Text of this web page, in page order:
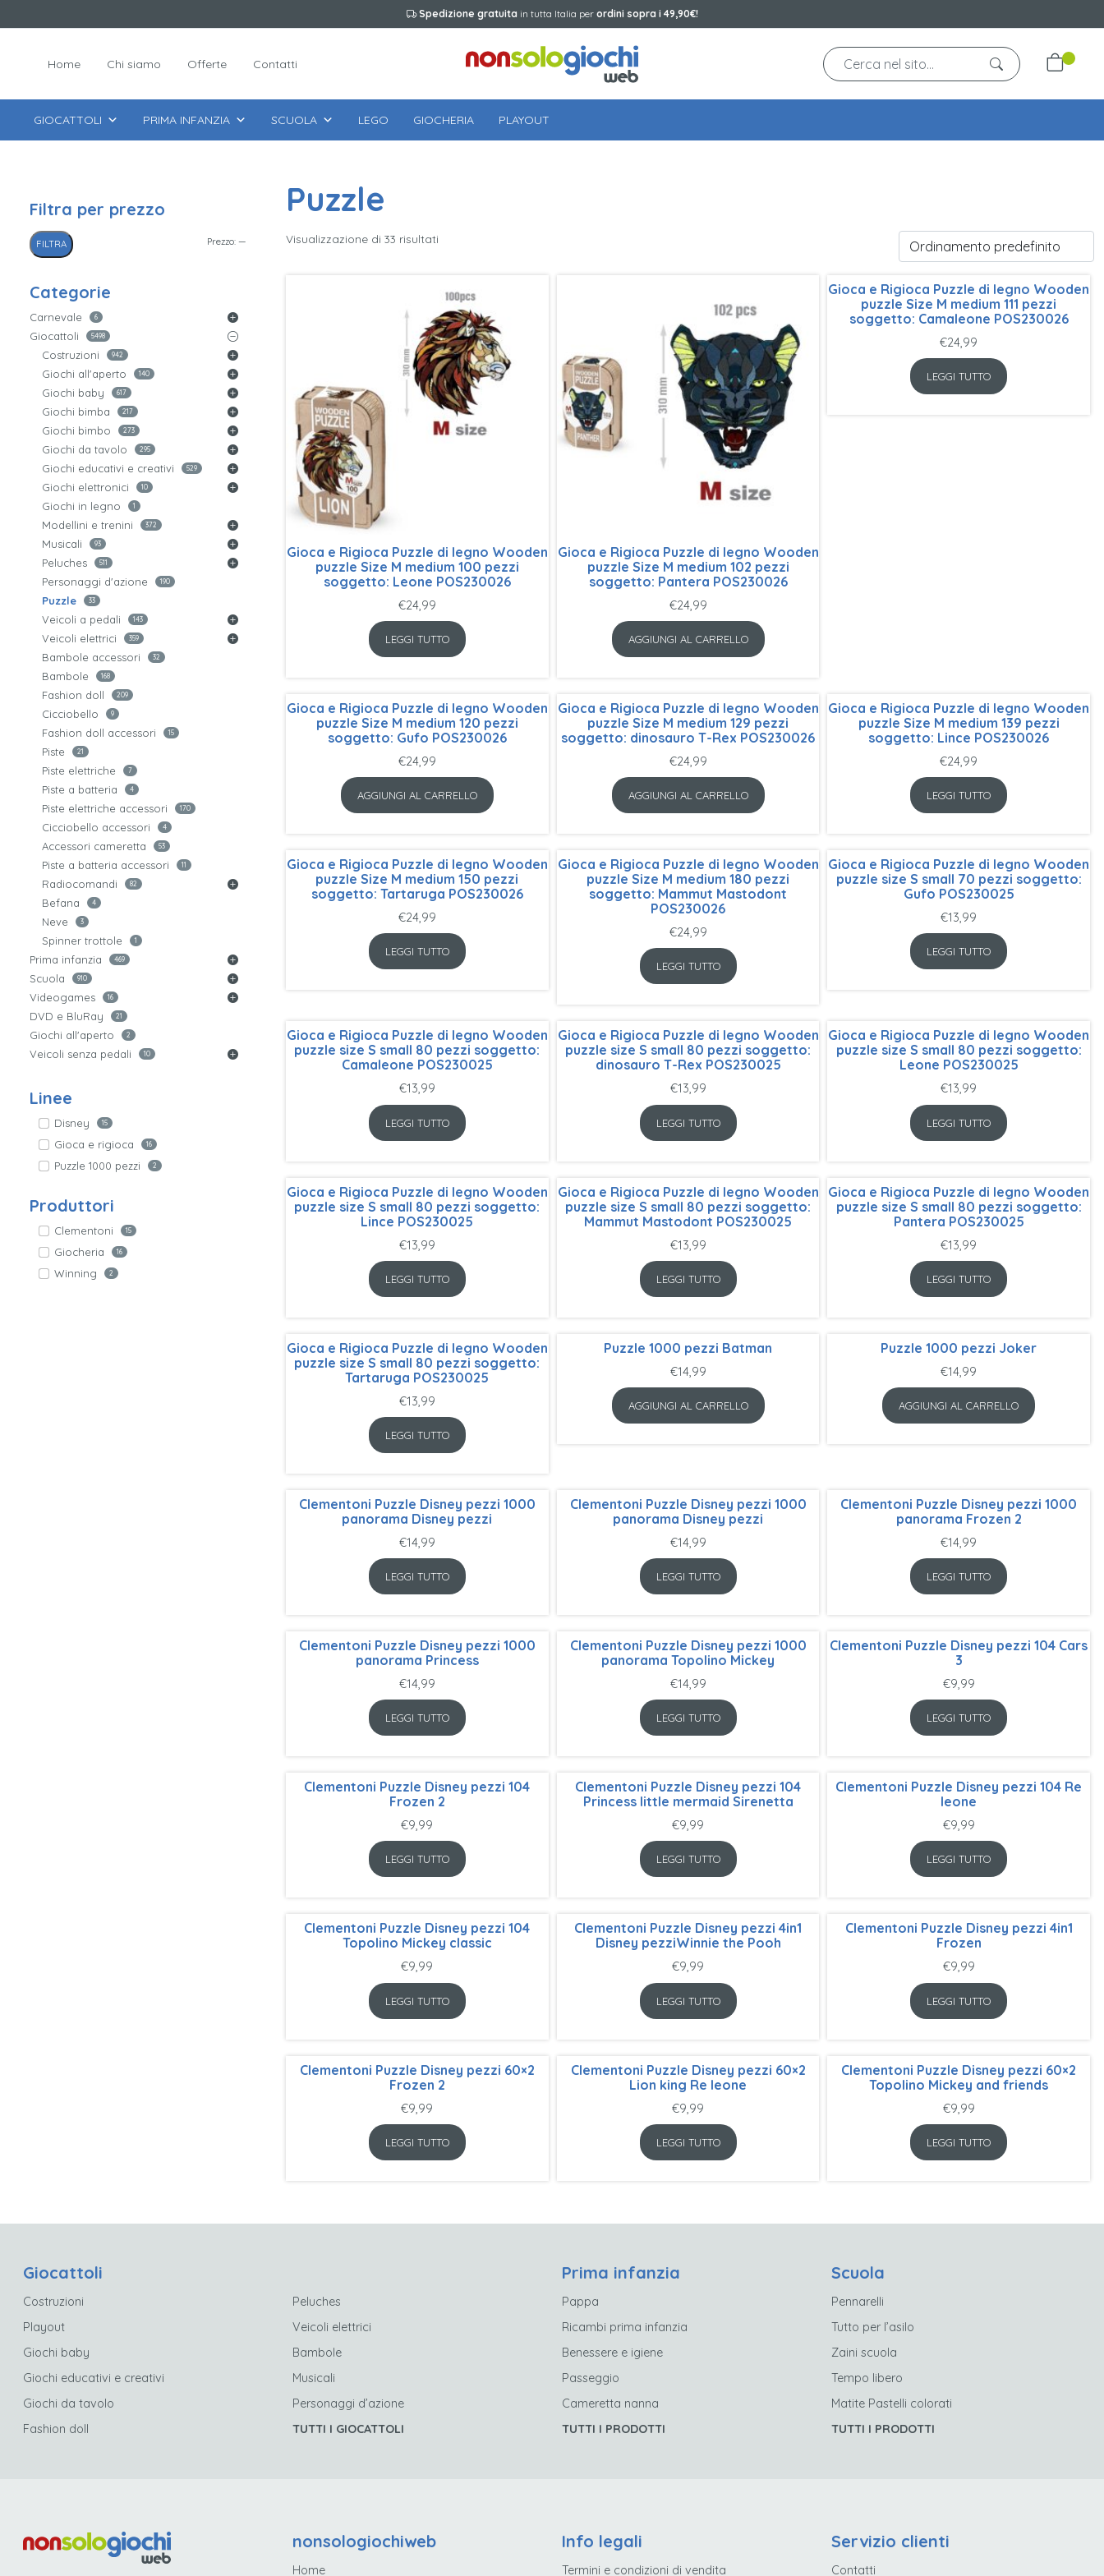
Spedizione gratuita in tutta Italia per ordini sopra i 49,90€!
Home Chi siamo Offerte Contatti
GIOCATTOLI PRIMA INFANZIA SCUOLA LEGO GIOCHERIA PLAYOUT
Filtra per prezzo
FILTRA Prezzo: —
Categorie
Carnevale 6
Giocattoli 5498
Costruzioni 942
Giochi all'aperto 140
Giochi baby 617
Giochi bimba 217
Giochi bimbo 273
Giochi da tavolo 295
Giochi educativi e creativi 529
Giochi elettronici 10
Giochi in legno 1
Modellini e trenini 372
Musicali 93
Peluches 511
Personaggi d'azione 190
Puzzle 33
Veicoli a pedali 143
Veicoli elettrici 359
Bambole accessori 32
Bambole 168
Fashion doll 209
Cicciobello 9
Fashion doll accessori 15
Piste 21
Piste elettriche 7
Piste a batteria 4
Piste elettriche accessori 170
Cicciobello accessori 4
Accessori cameretta 53
Piste a batteria accessori 11
Radiocomandi 82
Befana 4
Neve 3
Spinner trottole 1
Prima infanzia 469
Scuola 910
Videogames 16
DVD e BluRay 21
Giochi all'aperto 2
Veicoli senza pedali 10
Linee
Disney 15
Gioca e rigioca 16
Puzzle 1000 pezzi 2
Produttori
Clementoni 15
Giocheria 16
Winning 2
Puzzle
Visualizzazione di 33 risultati
Gioca e Rigioca Puzzle di legno Wooden
puzzle Size M medium 100 pezzi
soggetto: Leone POS230026
€24,99
LEGGI TUTTO
Gioca e Rigioca Puzzle di legno Wooden
puzzle Size M medium 102 pezzi
soggetto: Pantera POS230026
€24,99
AGGIUNGI AL CARRELLO
Gioca e Rigioca Puzzle di legno Wooden
puzzle Size M medium 111 pezzi
soggetto: Camaleone POS230026
€24,99
LEGGI TUTTO
Gioca e Rigioca Puzzle di legno Wooden
puzzle Size M medium 120 pezzi
soggetto: Gufo POS230026
€24,99
AGGIUNGI AL CARRELLO
Gioca e Rigioca Puzzle di legno Wooden
puzzle Size M medium 129 pezzi
soggetto: dinosauro T-Rex POS230026
€24,99
AGGIUNGI AL CARRELLO
Gioca e Rigioca Puzzle di legno Wooden
puzzle Size M medium 139 pezzi
soggetto: Lince POS230026
€24,99
LEGGI TUTTO
Gioca e Rigioca Puzzle di legno Wooden
puzzle Size M medium 150 pezzi
soggetto: Tartaruga POS230026
€24,99
LEGGI TUTTO
Gioca e Rigioca Puzzle di legno Wooden
puzzle Size M medium 180 pezzi
soggetto: Mammut Mastodont
POS230026
€24,99
LEGGI TUTTO
Gioca e Rigioca Puzzle di legno Wooden
puzzle size S small 70 pezzi soggetto:
Gufo POS230025
€13,99
LEGGI TUTTO
Gioca e Rigioca Puzzle di legno Wooden
puzzle size S small 80 pezzi soggetto:
Camaleone POS230025
€13,99
LEGGI TUTTO
Gioca e Rigioca Puzzle di legno Wooden
puzzle size S small 80 pezzi soggetto:
dinosauro T-Rex POS230025
€13,99
LEGGI TUTTO
Gioca e Rigioca Puzzle di legno Wooden
puzzle size S small 80 pezzi soggetto:
Leone POS230025
€13,99
LEGGI TUTTO
Gioca e Rigioca Puzzle di legno Wooden
puzzle size S small 80 pezzi soggetto:
Lince POS230025
€13,99
LEGGI TUTTO
Gioca e Rigioca Puzzle di legno Wooden
puzzle size S small 80 pezzi soggetto:
Mammut Mastodont POS230025
€13,99
LEGGI TUTTO
Gioca e Rigioca Puzzle di legno Wooden
puzzle size S small 80 pezzi soggetto:
Pantera POS230025
€13,99
LEGGI TUTTO
Gioca e Rigioca Puzzle di legno Wooden
puzzle size S small 80 pezzi soggetto:
Tartaruga POS230025
€13,99
LEGGI TUTTO
Puzzle 1000 pezzi Batman
€14,99
AGGIUNGI AL CARRELLO
Puzzle 1000 pezzi Joker
€14,99
AGGIUNGI AL CARRELLO
Clementoni Puzzle Disney pezzi 1000
panorama Disney pezzi
€14,99
LEGGI TUTTO
Clementoni Puzzle Disney pezzi 1000
panorama Disney pezzi
€14,99
LEGGI TUTTO
Clementoni Puzzle Disney pezzi 1000
panorama Frozen 2
€14,99
LEGGI TUTTO
Clementoni Puzzle Disney pezzi 1000
panorama Princess
€14,99
LEGGI TUTTO
Clementoni Puzzle Disney pezzi 1000
panorama Topolino Mickey
€14,99
LEGGI TUTTO
Clementoni Puzzle Disney pezzi 104 Cars
3
€9,99
LEGGI TUTTO
Clementoni Puzzle Disney pezzi 104
Frozen 2
€9,99
LEGGI TUTTO
Clementoni Puzzle Disney pezzi 104
Princess little mermaid Sirenetta
€9,99
LEGGI TUTTO
Clementoni Puzzle Disney pezzi 104 Re
leone
€9,99
LEGGI TUTTO
Clementoni Puzzle Disney pezzi 104
Topolino Mickey classic
€9,99
LEGGI TUTTO
Clementoni Puzzle Disney pezzi 4in1
Disney pezziWinnie the Pooh
€9,99
LEGGI TUTTO
Clementoni Puzzle Disney pezzi 4in1
Frozen
€9,99
LEGGI TUTTO
Clementoni Puzzle Disney pezzi 60×2
Frozen 2
€9,99
LEGGI TUTTO
Clementoni Puzzle Disney pezzi 60×2
Lion king Re leone
€9,99
LEGGI TUTTO
Clementoni Puzzle Disney pezzi 60×2
Topolino Mickey and friends
€9,99
LEGGI TUTTO
Giocattoli
Costruzioni
Playout
Giochi baby
Giochi educativi e creativi
Giochi da tavolo
Fashion doll
Peluches
Veicoli elettrici
Bambole
Musicali
Personaggi d’azione
TUTTI I GIOCATTOLI
Prima infanzia
Pappa
Ricambi prima infanzia
Benessere e igiene
Passeggio
Cameretta nanna
TUTTI I PRODOTTI
Scuola
Pennarelli
Tutto per l’asilo
Zaini scuola
Tempo libero
Matite Pastelli colorati
TUTTI I PRODOTTI
nonsologiochiweb
Home
Info legali
Termini e condizioni di vendita
Servizio clienti
Contatti